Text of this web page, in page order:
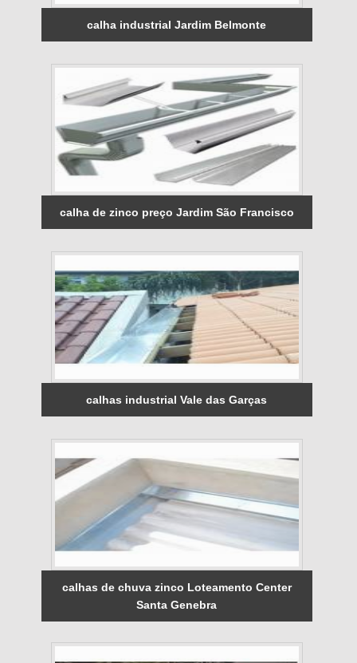
calha industrial Jardim Belmonte
calha de zinco preço Jardim São Francisco
calhas industrial Vale das Garças
calhas de chuva zinco Loteamento Center
Santa Genebra